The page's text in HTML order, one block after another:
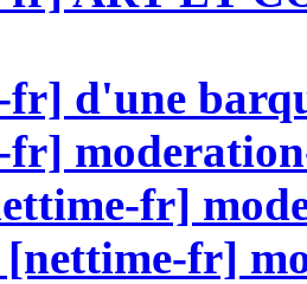
fr] d'une
fr]
fr]
[nettime-fr]